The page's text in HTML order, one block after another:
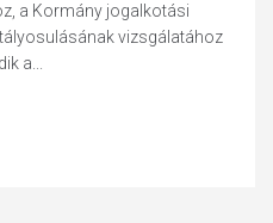
a Kormány jogalkotási
vizsgálatához
a...